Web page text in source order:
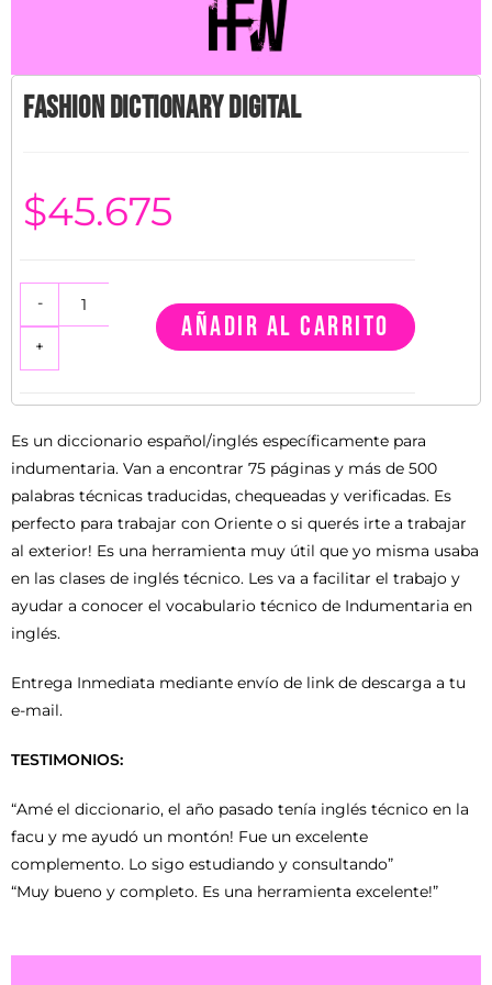
Fashion Dictionary Digital
$45.675
-
+
AÑADIR AL CARRITO
Es un diccionario español/inglés específicamente para
indumentaria. Van a encontrar 75 páginas y más de 500
palabras técnicas traducidas, chequeadas y verificadas. Es
perfecto para trabajar con Oriente o si querés irte a trabajar
al exterior! Es una herramienta muy útil que yo misma usaba
en las clases de inglés técnico. Les va a facilitar el trabajo y
ayudar a conocer el vocabulario técnico de Indumentaria en
inglés.
Entrega Inmediata mediante envío de link de descarga a tu
e-mail.
TESTIMONIOS:
“Amé el diccionario, el año pasado tenía inglés técnico en la
facu y me ayudó un montón! Fue un excelente
complemento. Lo sigo estudiando y consultando”
“Muy bueno y completo. Es una herramienta excelente!”